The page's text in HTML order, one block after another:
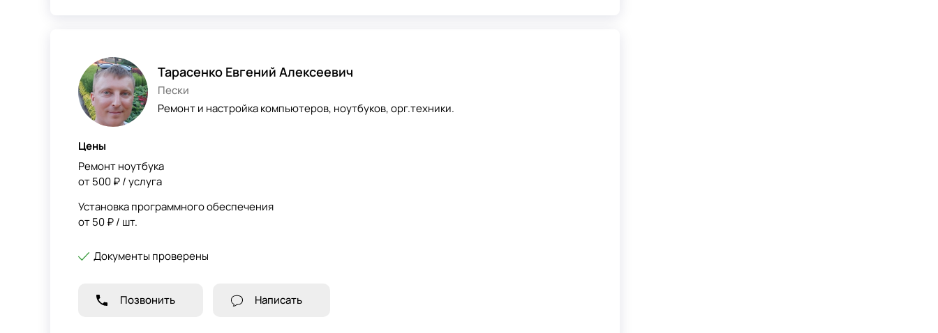
Тарасенко Евгений Алексеевич
Пески
Ремонт и настройка компьютеров, ноутбуков, орг.техники.
Цены
Ремонт ноутбука
от 500 ₽ / услуга
Установка программного обеспечения
от 50 ₽ / шт.
Документы проверены
Позвонить Написать